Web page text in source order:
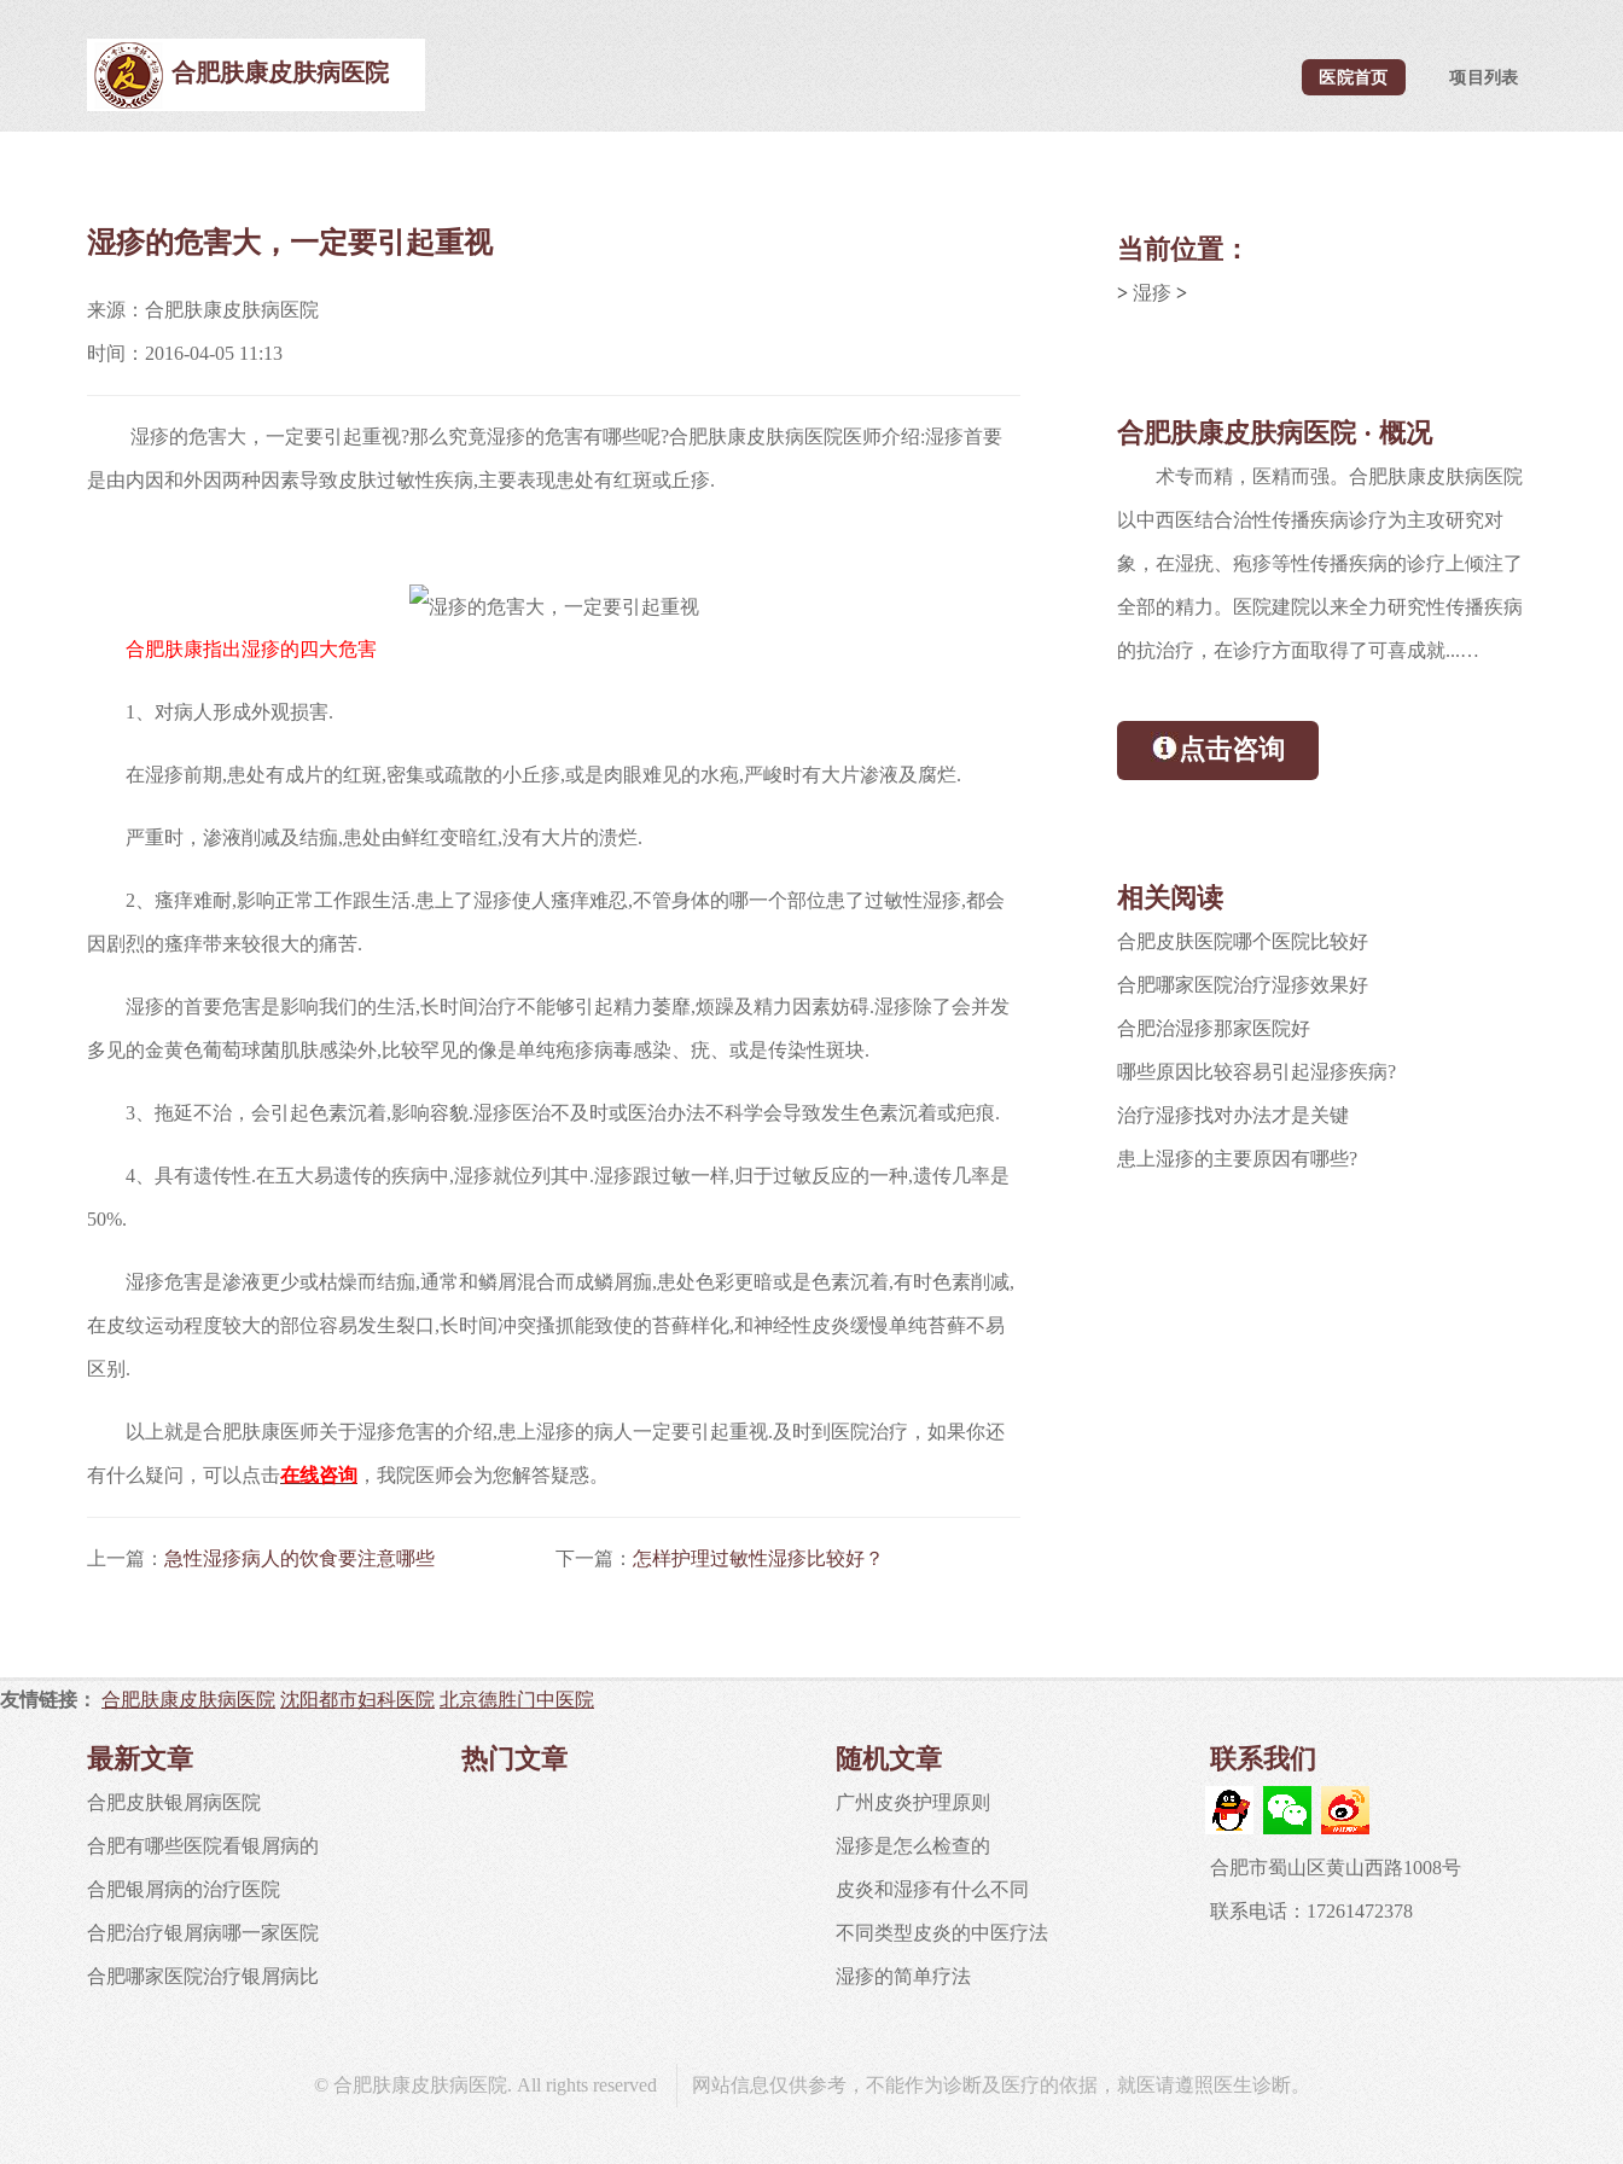
合肥肤康皮肤病医院 医院首页 项目列表
湿疹的危害大，一定要引起重视
来源：合肥肤康皮肤病医院
时间：2016-04-05 11:13
湿疹的危害大，一定要引起重视?那么究竟湿疹的危害有哪些呢?合肥肤康皮肤病医院医师介绍:湿疹首要
是由内因和外因两种因素导致皮肤过敏性疾病,主要表现患处有红斑或丘疹.
合肥肤康指出湿疹的四大危害
1、对病人形成外观损害.
在湿疹前期,患处有成片的红斑,密集或疏散的小丘疹,或是肉眼难见的水疱,严峻时有大片渗液及腐烂.
严重时，渗液削减及结痂,患处由鲜红变暗红,没有大片的溃烂.
2、瘙痒难耐,影响正常工作跟生活.患上了湿疹使人瘙痒难忍,不管身体的哪一个部位患了过敏性湿疹,都会
因剧烈的瘙痒带来较很大的痛苦.
湿疹的首要危害是影响我们的生活,长时间治疗不能够引起精力萎靡,烦躁及精力因素妨碍.湿疹除了会并发
多见的金黄色葡萄球菌肌肤感染外,比较罕见的像是单纯疱疹病毒感染、疣、或是传染性斑块.
3、拖延不治，会引起色素沉着,影响容貌.湿疹医治不及时或医治办法不科学会导致发生色素沉着或疤痕.
4、具有遗传性.在五大易遗传的疾病中,湿疹就位列其中.湿疹跟过敏一样,归于过敏反应的一种,遗传几率是
50%.
湿疹危害是渗液更少或枯燥而结痂,通常和鳞屑混合而成鳞屑痂,患处色彩更暗或是色素沉着,有时色素削减,
在皮纹运动程度较大的部位容易发生裂口,长时间冲突搔抓能致使的苔藓样化,和神经性皮炎缓慢单纯苔藓不易
区别.
以上就是合肥肤康医师关于湿疹危害的介绍,患上湿疹的病人一定要引起重视.及时到医院治疗，如果你还
有什么疑问，可以点击在线咨询 ，我院医师会为您解答疑惑。
上一篇： 急性湿疹病人的饮食要注意哪些 下一篇： 怎样护理过敏性湿疹比较好？
当前位置：
>湿疹 >
合肥肤康皮肤病医院 · 概况
术专而精，医精而强。合肥肤康皮肤病医院
以中西医结合治性传播疾病诊疗为主攻研究对
象，在湿疣、疱疹等性传播疾病的诊疗上倾注了
全部的精力。医院建院以来全力研究性传播疾病
的抗治疗，在诊疗方面取得了可喜成就...…
点击咨询
相关阅读
合肥皮肤医院哪个医院比较好
合肥哪家医院治疗湿疹效果好
合肥治湿疹那家医院好
哪些原因比较容易引起湿疹疾病?
治疗湿疹找对办法才是关键
患上湿疹的主要原因有哪些?
友情链接： 合肥肤康皮肤病医院沈阳都市妇科医院北京德胜门中医院
最新文章
合肥皮肤银屑病医院
合肥有哪些医院看银屑病的
合肥银屑病的治疗医院
合肥治疗银屑病哪一家医院
合肥哪家医院治疗银屑病比
热门文章 随机文章
广州皮炎护理原则
湿疹是怎么检查的
皮炎和湿疹有什么不同
不同类型皮炎的中医疗法
湿疹的简单疗法
联系我们
合肥市蜀山区黄山西路1008号
联系电话：17261472378
© 合肥肤康皮肤病医院. All rights reserved 网站信息仅供参考，不能作为诊断及医疗的依据，就医请遵照医生诊断。